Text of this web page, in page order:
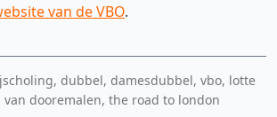
van de VBO.
dubbel, damesdubbel, vbo, lotte
dooremalen, the road to london